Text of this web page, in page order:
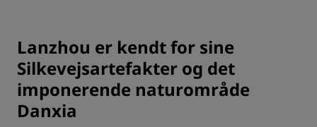
Lanzhou er kendt for sine
Silkevejsartefakter og det
imponerende naturområde
Danxia